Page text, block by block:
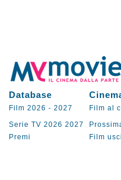
Database
Film 2026 - 2027 Film al
Serie TV 2026 2027
Premi
Film